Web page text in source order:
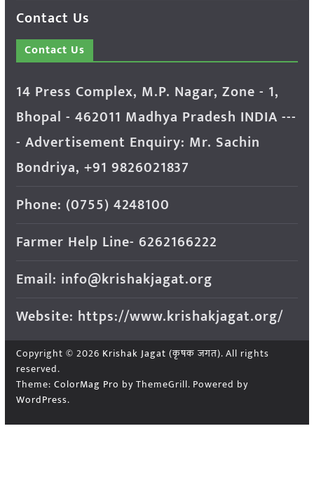
Contact Us
Contact Us
14 Press Complex, M.P. Nagar, Zone - 1,
Bhopal - 462011 Madhya Pradesh INDIA ---
- Advertisement Enquiry: Mr. Sachin
Bondriya, +91 9826021837
Phone: (0755) 4248100
Farmer Help Line- 6262166222
Email: info@krishakjagat.org
Website: https://www.krishakjagat.org/
Copyright © 2026 Krishak Jagat (कृषक जगत). All rights
reserved.
Theme: ColorMag Pro by ThemeGrill. Powered by
WordPress.